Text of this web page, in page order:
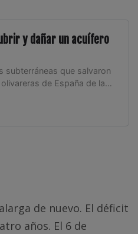
y dañar un acuífero
subterráneas que salvaron
de España de la
de nuevo. El déficit
años. El 6 de